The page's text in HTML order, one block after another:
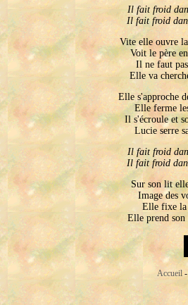
Il fait froid
Il fait froid
Vite elle ouvre
Voit le père
Il ne faut
Elle va
Elle s'approche
Elle ferme
Il s'écroule et
Lucie serre
Il fait froid
Il fait froid
Sur son lit
Image des
Elle fixe
Elle prend
Accueil